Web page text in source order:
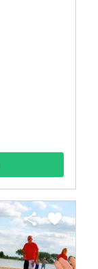
share favorite